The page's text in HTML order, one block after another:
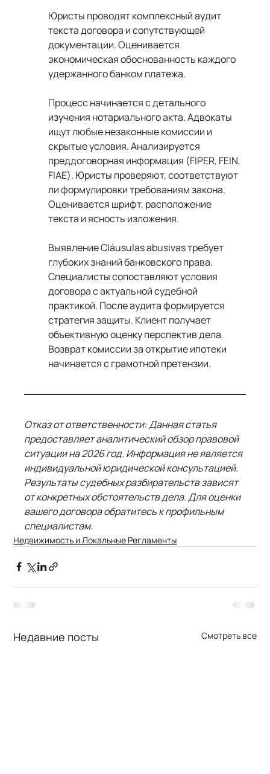
Юристы проводят комплексный аудит
текста договора и сопутствующей
документации. Оценивается
экономическая обоснованность каждого
удержанного банком платежа.
Процесс начинается с детального
изучения нотариального акта. Адвокаты
ищут любые незаконные комиссии и
скрытые условия. Анализируется
преддоговорная информация (FIPER, FEIN,
FIAE). Юристы проверяют, соответствуют
ли формулировки требованиям закона.
Оценивается шрифт, расположение
текста и ясность изложения.
Выявление Cláusulas abusivas требует
глубоких знаний банковского права.
Специалисты сопоставляют условия
договора с актуальной судебной
практикой. После аудита формируется
стратегия защиты. Клиент получает
объективную оценку перспектив дела.
Возврат комиссии за открытие ипотеки
начинается с грамотной претензии.
Отказ от ответственности: Данная статья
предоставляет аналитический обзор правовой
ситуации на 2026 год. Информация не является
индивидуальной юридической консультацией.
Результаты судебных разбирательств зависят
от конкретных обстоятельств дела. Для оценки
вашего договора обратитесь к профильным
специалистам.
Недвижимость и Локальные Регламенты
Недавние посты Смотреть все